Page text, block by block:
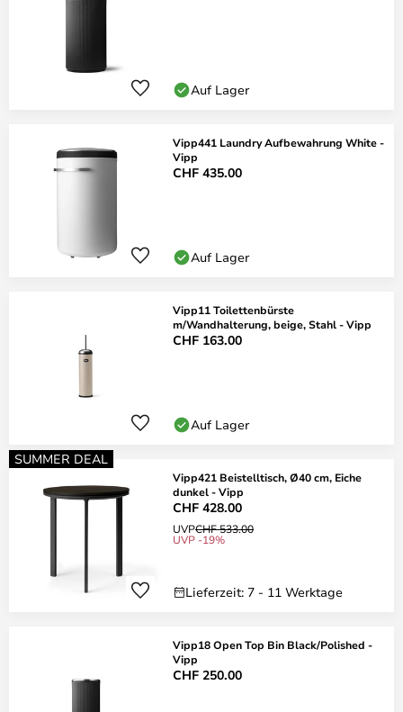
Auf Lager
Vipp441 Laundry Aufbewahrung White -
Vipp
CHF 435.00
Auf Lager
Vipp11 Toilettenbürste
m/Wandhalterung, beige, Stahl - Vipp
CHF 163.00
Auf Lager
SUMMER DEAL
Vipp421 Beistelltisch, Ø40 cm, Eiche
dunkel - Vipp
CHF 428.00
UVPCHF 533.00
UVP -19%
Lieferzeit: 7 - 11 Werktage
Vipp18 Open Top Bin Black/Polished -
Vipp
CHF 250.00